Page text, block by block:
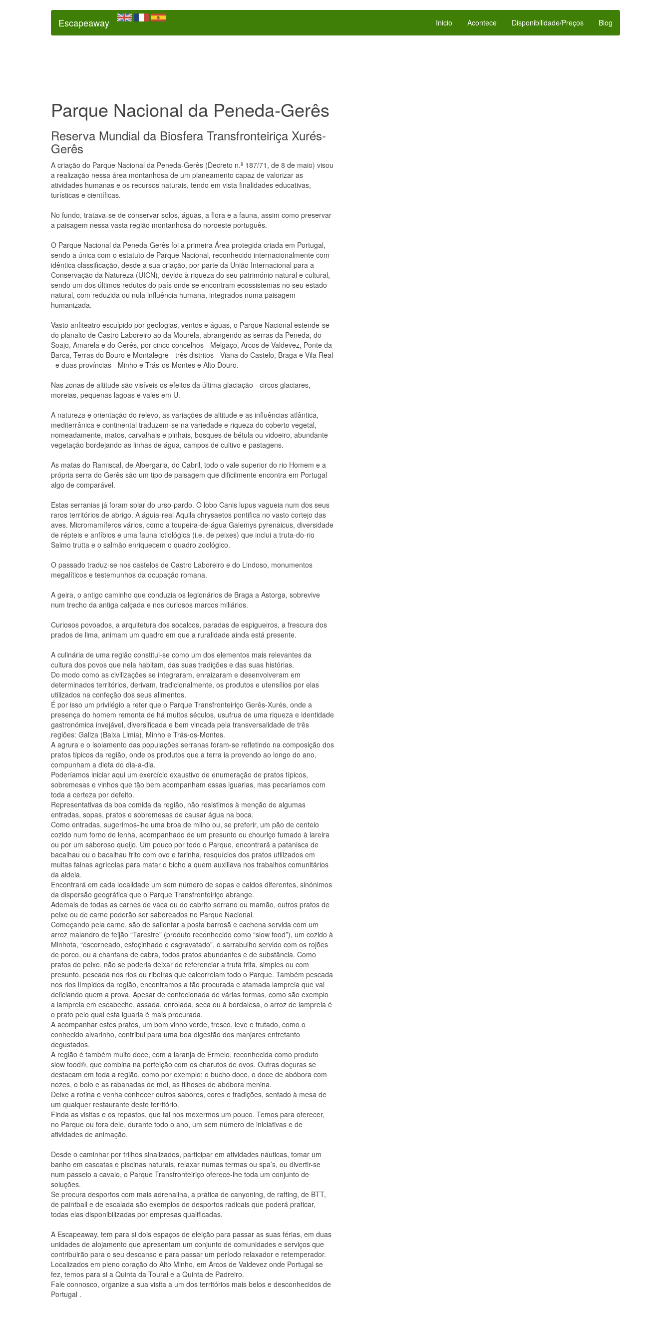
Escapeaway Inicio Acontece Disponibilidade/Preços Blog
Parque Nacional da Peneda-Gerês
Reserva Mundial da Biosfera Transfronteiriça Xurés-
Gerês
A criação do Parque Nacional da Peneda-Gerês (Decreto n.º 187/71, de 8 de maio) visou
a realização nessa área montanhosa de um planeamento capaz de valorizar as
atividades humanas e os recursos naturais, tendo em vista finalidades educativas,
turísticas e científicas.
No fundo, tratava-se de conservar solos, águas, a flora e a fauna, assim como preservar
a paisagem nessa vasta região montanhosa do noroeste português.
O Parque Nacional da Peneda-Gerês foi a primeira Área protegida criada em Portugal,
sendo a única com o estatuto de Parque Nacional, reconhecido internacionalmente com
idêntica classificação, desde a sua criação, por parte da União Internacional para a
Conservação da Natureza (UICN), devido à riqueza do seu património natural e cultural,
sendo um dos últimos redutos do país onde se encontram ecossistemas no seu estado
natural, com reduzida ou nula influência humana, integrados numa paisagem
humanizada.
Vasto anfiteatro esculpido por geologias, ventos e águas, o Parque Nacional estende-se
do planalto de Castro Laboreiro ao da Mourela, abrangendo as serras da Peneda, do
Soajo, Amarela e do Gerês, por cinco concelhos - Melgaço, Arcos de Valdevez, Ponte da
Barca, Terras do Bouro e Montalegre - três distritos - Viana do Castelo, Braga e Vila Real
- e duas províncias - Minho e Trás-os-Montes e Alto Douro.
Nas zonas de altitude são visíveis os efeitos da última glaciação - circos glaciares,
moreias, pequenas lagoas e vales em U.
A natureza e orientação do relevo, as variações de altitude e as influências atlântica,
mediterrânica e continental traduzem-se na variedade e riqueza do coberto vegetal,
nomeadamente, matos, carvalhais e pinhais, bosques de bétula ou vidoeiro, abundante
vegetação bordejando as linhas de água, campos de cultivo e pastagens.
As matas do Ramiscal, de Albergaria, do Cabril, todo o vale superior do rio Homem e a
própria serra do Gerês são um tipo de paisagem que dificilmente encontra em Portugal
algo de comparável.
Estas serranias já foram solar do urso-pardo. O lobo Canis lupus vagueia num dos seus
raros territórios de abrigo. A águia-real Aquila chrysaetos pontifica no vasto cortejo das
aves. Micromamíferos vários, como a toupeira-de-água Galemys pyrenaicus, diversidade
de répteis e anfíbios e uma fauna ictiológica (i.e. de peixes) que inclui a truta-do-rio
Salmo trutta e o salmão enriquecem o quadro zoológico.
O passado traduz-se nos castelos de Castro Laboreiro e do Lindoso, monumentos
megalíticos e testemunhos da ocupação romana.
A geira, o antigo caminho que conduzia os legionários de Braga a Astorga, sobrevive
num trecho da antiga calçada e nos curiosos marcos miliários.
Curiosos povoados, a arquitetura dos socalcos, paradas de espigueiros, a frescura dos
prados de lima, animam um quadro em que a ruralidade ainda está presente.
A culinária de uma região constitui-se como um dos elementos mais relevantes da
cultura dos povos que nela habitam, das suas tradições e das suas histórias.
Do modo como as civilizações se integraram, enraizaram e desenvolveram em
determinados territórios, derivam, tradicionalmente, os produtos e utensílios por elas
utilizados na confeção dos seus alimentos.
É por isso um privilégio a reter que o Parque Transfronteiriço Gerês-Xurés, onde a
presença do homem remonta de há muitos séculos, usufrua de uma riqueza e identidade
gastronómica invejável, diversificada e bem vincada pela transversalidade de três
regiões: Galiza (Baixa Limia), Minho e Trás-os-Montes.
A agrura e o isolamento das populações serranas foram-se refletindo na composição dos
pratos típicos da região, onde os produtos que a terra ia provendo ao longo do ano,
compunham a dieta do dia-a-dia.
Poderíamos iniciar aqui um exercício exaustivo de enumeração de pratos típicos,
sobremesas e vinhos que tão bem acompanham essas iguarias, mas pecaríamos com
toda a certeza por defeito.
Representativas da boa comida da região, não resistimos à menção de algumas
entradas, sopas, pratos e sobremesas de causar água na boca.
Como entradas, sugerimos-lhe uma broa de milho ou, se preferir, um pão de centeio
cozido num forno de lenha, acompanhado de um presunto ou chouriço fumado à lareira
ou por um saboroso queijo. Um pouco por todo o Parque, encontrará a patanisca de
bacalhau ou o bacalhau frito com ovo e farinha, resquícios dos pratos utilizados em
muitas fainas agrícolas para matar o bicho a quem auxiliava nos trabalhos comunitários
da aldeia.
Encontrará em cada localidade um sem número de sopas e caldos diferentes, sinónimos
da dispersão geográfica que o Parque Transfronteiriço abrange.
Ademais de todas as carnes de vaca ou do cabrito serrano ou mamão, outros pratos de
peixe ou de carne poderão ser saboreados no Parque Nacional.
Começando pela carne, são de salientar a posta barrosã e cachena servida com um
arroz malandro de feijão “Tarestre” (produto reconhecido como “slow food”), um cozido à
Minhota, “escorneado, esfoçinhado e esgravatado”, o sarrabulho servido com os rojões
de porco, ou a chanfana de cabra, todos pratos abundantes e de substância. Como
pratos de peixe, não se poderia deixar de referenciar a truta frita, simples ou com
presunto, pescada nos rios ou ribeiras que calcorreiam todo o Parque. Também pescada
nos rios límpidos da região, encontramos a tão procurada e afamada lampreia que vai
deliciando quem a prova. Apesar de confecionada de várias formas, como são exemplo
a lampreia em escabeche, assada, enrolada, seca ou à bordalesa, o arroz de lampreia é
o prato pelo qual esta iguaria é mais procurada.
A acompanhar estes pratos, um bom vinho verde, fresco, leve e frutado, como o
conhecido alvarinho, contribui para uma boa digestão dos manjares entretanto
degustados.
A região é também muito doce, com a laranja de Ermelo, reconhecida como produto
slow food®, que combina na perfeição com os charutos de ovos. Outras doçuras se
destacam em toda a região, como por exemplo: o bucho doce, o doce de abóbora com
nozes, o bolo e as rabanadas de mel, as filhoses de abóbora menina.
Deixe a rotina e venha conhecer outros sabores, cores e tradições, sentado à mesa de
um qualquer restaurante deste território.
Finda as visitas e os repastos, que tal nos mexermos um pouco. Temos para oferecer,
no Parque ou fora dele, durante todo o ano, um sem número de iniciativas e de
atividades de animação.
Desde o caminhar por trilhos sinalizados, participar em atividades náuticas, tomar um
banho em cascatas e piscinas naturais, relaxar numas termas ou spa’s, ou divertir-se
num passeio a cavalo, o Parque Transfronteiriço oferece-lhe toda um conjunto de
soluções.
Se procura desportos com mais adrenalina, a prática de canyoning, de rafting, de BTT,
de paintball e de escalada são exemplos de desportos radicais que poderá praticar,
todas elas disponibilizadas por empresas qualificadas.
A Escapeaway, tem para si dois espaços de eleição para passar as suas férias, em duas
unidades de alojamento que apresentam um conjunto de comunidades e serviços que
contribuirão para o seu descanso e para passar um período relaxador e retemperador.
Localizados em pleno coração do Alto Minho, em Arcos de Valdevez onde Portugal se
fez, temos para si a Quinta da Toural e a Quinta de Padreiro.
Fale connosco, organize a sua visita a um dos territórios mais belos e desconhecidos de
Portugal .